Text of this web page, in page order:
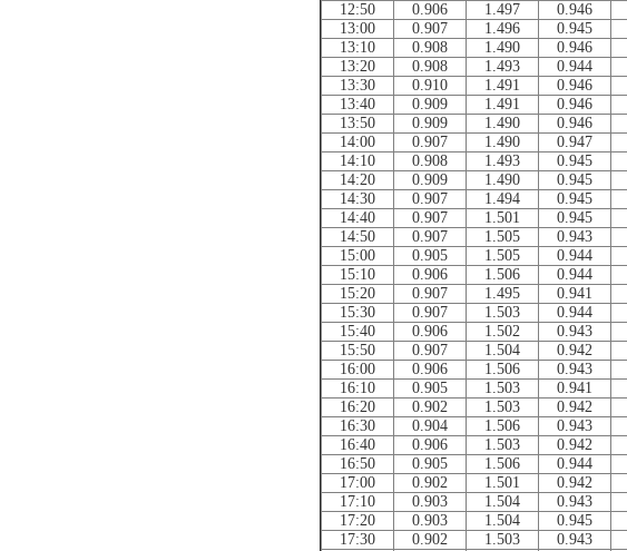
12:50
0.906 1.497 0.946
13:00
0.907 1.496 0.945
13:10
0.908 1.490 0.946
13:20
0.908 1.493 0.944
13:30
0.910 1.491 0.946
13:40
0.909 1.491 0.946
13:50
0.909 1.490 0.946
14:00
0.907 1.490 0.947
14:10
0.908 1.493 0.945
14:20
0.909 1.490 0.945
14:30
0.907 1.494 0.945
14:40
0.907 1.501 0.945
14:50
0.907 1.505 0.943
15:00
0.905 1.505 0.944
15:10
0.906 1.506 0.944
15:20
0.907 1.495 0.941
15:30
0.907 1.503 0.944
15:40
0.906 1.502 0.943
15:50
0.907 1.504 0.942
16:00
0.906 1.506 0.943
16:10
0.905 1.503 0.941
16:20
0.902 1.503 0.942
16:30
0.904 1.506 0.943
16:40
0.906 1.503 0.942
16:50
0.905 1.506 0.944
17:00
0.902 1.501 0.942
17:10
0.903 1.504 0.943
17:20
0.903 1.504 0.945
17:30
0.902 1.503 0.943